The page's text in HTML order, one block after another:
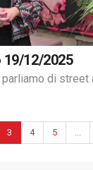
12/2025
di street
3 4 5